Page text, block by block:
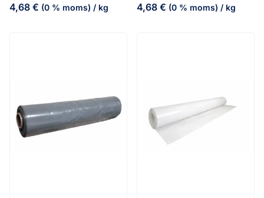
4,68 € (0 % moms) / kg 4,68 € (0 % moms) / kg